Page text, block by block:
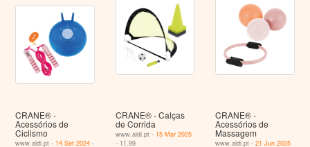
CRANE® -
Acessórios de
Ciclismo
www.aldi.pt - 14 Set 2024 -
CRANE® - Calças
de Corrida
www.aldi.pt - 15 Mar 2025
- 11.99
CRANE® -
Acessórios de
Massagem
www.aldi.pt -21 Jun 2025